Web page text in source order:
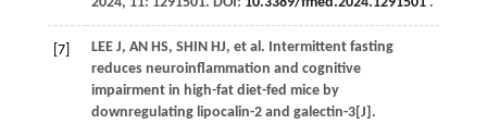
[7] LEE J, AN HS, SHIN HJ, et al . Intermittent fasting
reduces neuroinflammation and cognitive
impairment in high-fat diet-fed mice by
downregulating lipocalin-2 and galectin-3[J].